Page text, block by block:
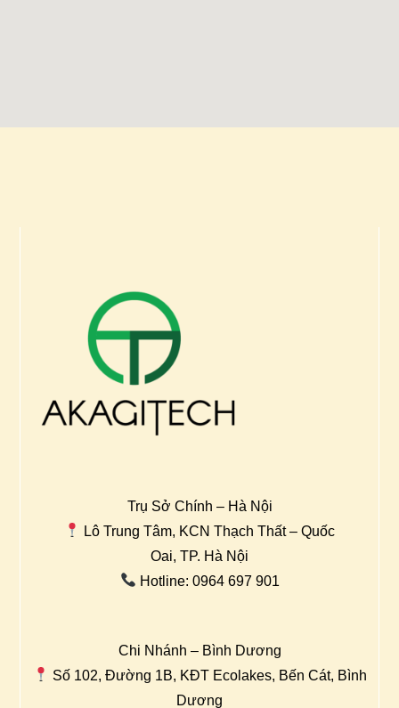
Trụ Sở Chính – Hà Nội
Lô Trung Tâm, KCN Thạch Thất – Quốc
Oai, TP. Hà Nội
Hotline: 0964 697 901
Chi Nhánh – Bình Dương
Số 102, Đường 1B, KĐT Ecolakes, Bến Cát, Bình
Dương